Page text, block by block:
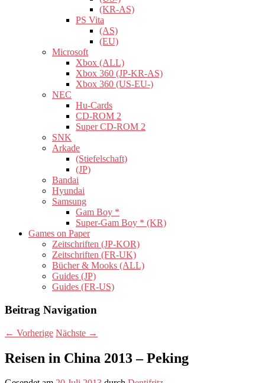
(KR-AS)
PS Vita
(AS)
(EU)
Microsoft
Xbox (ALL)
Xbox 360 (JP-KR-AS)
Xbox 360 (US-EU-)
NEC
Hu-Cards
CD-ROM 2
Super CD-ROM 2
SNK
Arkade
(Stiefelschaft)
(JP)
Bandai
Hyundai
Samsung
Gam Boy *
Super-Gam Boy * (KR)
Games on Paper
Zeitschriften (JP-KOR)
Zeitschriften (FR-UK)
Bücher & Mooks (ALL)
Guides (JP)
Guides (FR-US)
Beitrag Navigation
← Vorherige Nächste →
Reisen in China 2013 – Peking